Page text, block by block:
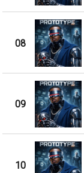
08
09
10